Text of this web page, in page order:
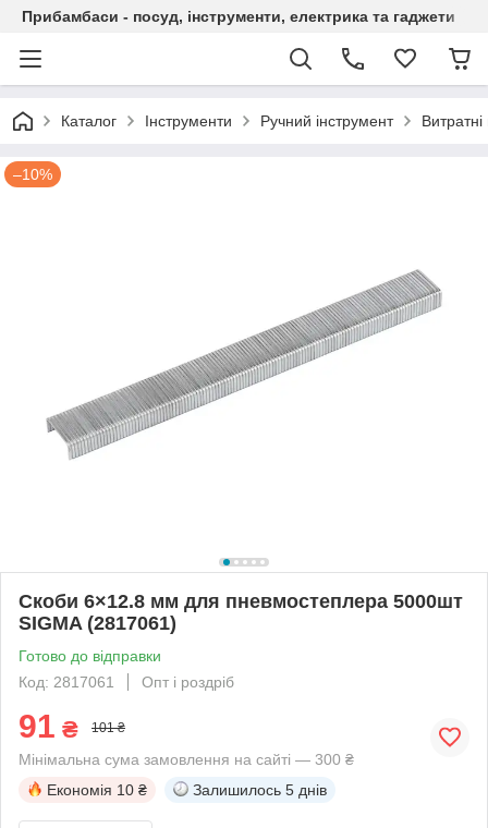
Прибамбаси - посуд, інструменти, електрика та гаджети
Каталог Інструменти Ручний інструмент
–10%
Скоби 6×12.8 мм для пневмостеплера 5000шт
SIGMA (2817061)
Готово до відправки
Код: 2817061
Опт і роздріб
91 ₴ 101 ₴
Мінімальна сума замовлення на сайті — 300 ₴
Економія 10 ₴ Залишилось 5 днів